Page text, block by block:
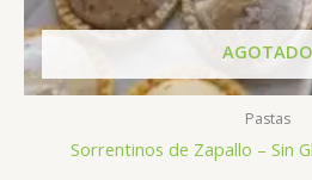
AGOTADO
Pastas
Sorrentinos de Zapallo – Sin